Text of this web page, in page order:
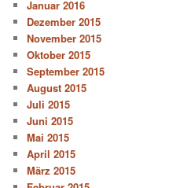
Januar 2016
Dezember 2015
November 2015
Oktober 2015
September 2015
August 2015
Juli 2015
Juni 2015
Mai 2015
April 2015
März 2015